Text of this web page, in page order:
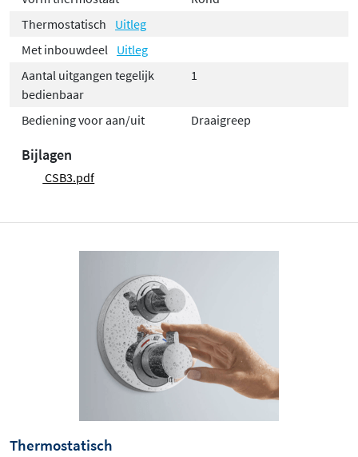
Thermostatisch
Uitleg
Met inbouwdeel Uitleg
Aantal uitgangen tegelijk
bedienbaar
1
Bediening voor aan/uit Draaigreep
Bijlagen
CSB3.pdf
Thermostatisch